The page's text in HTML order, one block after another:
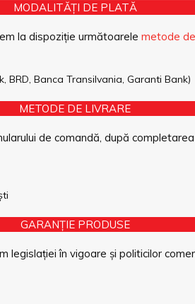
MODALITĂȚI DE PLATĂ
la dispoziție următoarele metode
Banca Transilvania, Garanti Bank)
METODE DE LIVRARE
de comandă, după
GARANȚIE PRODUSE
în vigoare și politicilor